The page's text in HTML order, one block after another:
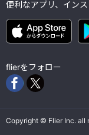
便利なアプリ、イン
flierをフォロー
Copyright © Flier Inc. all